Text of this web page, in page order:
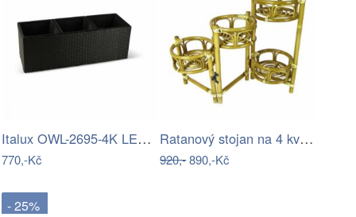
Italux OWL-2695-4K LED Fenis | 5W…
770,-Kč
Ratanový stojan na 4 květiny - světlý…
920,-890,-Kč
- 25%